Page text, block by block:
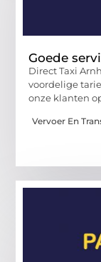
Goede
Direct Taxi
voordelige
onze klanten
Vervoer En